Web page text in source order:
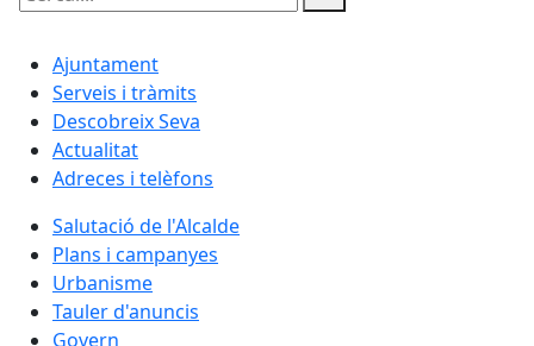
Cercar:
Ajuntament
Serveis i tràmits
Descobreix Seva
Actualitat
Adreces i telèfons
Salutació de l'Alcalde
Plans i campanyes
Urbanisme
Tauler d'anuncis
Govern